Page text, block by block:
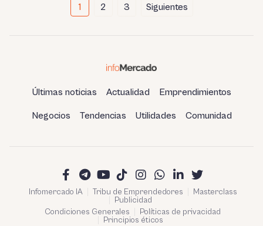
1 2 3 Siguientes
Últimas noticias Actualidad Emprendimientos
Negocios Tendencias Utilidades Comunidad
Infomercado IA Tribu de Emprendedores
Masterclass
Publicidad
Condiciones Generales
Políticas de privacidad
Principios éticos